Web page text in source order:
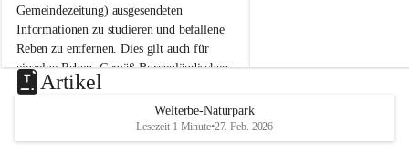
a
m
N
e
u
s
d
Gemeindezeitung) ausgesendeten
Informationen zu studieren und befallene
Reben zu entfernen. Dies gilt auch für
einzelne Reben. Gemäß Burgenländischen
Weinbaugesetz sind nicht gepflegte oder
unzulässige Weingärten zu roden! Bitte
helfen wir zusammen um unsere Winzer
vor den prognostizierten Ernteausfällen
u
e
d
Artikel
Welterbe-Naturpark
Lesezeit 1 Minute•27. Feb. 2026